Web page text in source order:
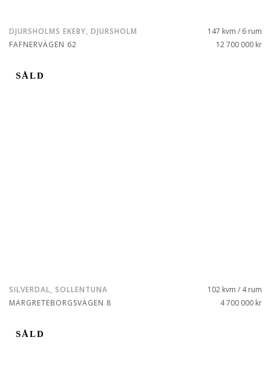
DJURSHOLMS EKEBY, DJURSHOLM
FAFNERVÄGEN 62
147 kvm / 6 rum
12 700 000 kr
SÅLD
SILVERDAL, SOLLENTUNA
MARGRETEBORGSVÄGEN 8
102 kvm / 4 rum
4 700 000 kr
SÅLD